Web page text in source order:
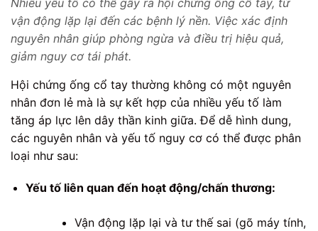
vận động lặp lại đến các bệnh lý nền. Việc xác định
nguyên nhân giúp phòng ngừa và điều trị hiệu quả,
giảm nguy cơ tái phát.
Hội chứng ống cổ tay thường không có một nguyên
nhân đơn lẻ mà là sự kết hợp của nhiều yếu tố làm
tăng áp lực lên dây thần kinh giữa. Để dễ hình dung,
các nguyên nhân và yếu tố nguy cơ có thể được phân
loại như sau:
Yếu tố liên quan đến hoạt động/chấn thương:
Vận động lặp lại và tư thế sai (gõ máy tính,